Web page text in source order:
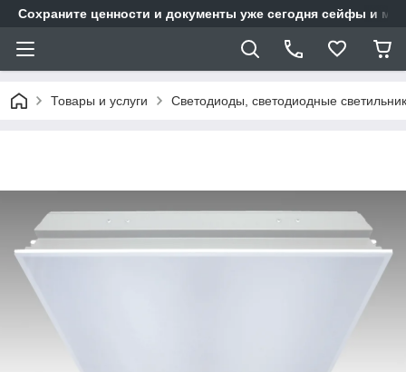
Сохраните ценности и документы уже сегодня сейфы и
Товары и услуги Светодиоды, светодиодные